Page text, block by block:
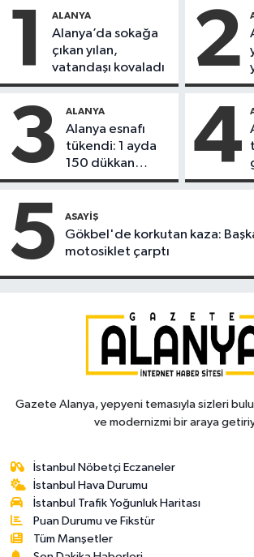
1 ALANYA
Alanya’da sokağa
çıkan yılan,
vatandaşı kovaladı
2
3 ALANYA
Alanya esnafı
tükendi: 1 ayda
150 dükkan
kapandı
4
5 ASAYIŞ
Gökbel'de korkutan kaza:
motosiklet çarptı
Gazete Alanya, yepyeni temasıyla sizleri
ve modernizmi bir araya
İstanbul Nöbetçi Eczaneler
İstanbul Hava Durumu
İstanbul Trafik Yoğunluk Haritası
Puan Durumu ve Fikstür
Tüm Manşetler